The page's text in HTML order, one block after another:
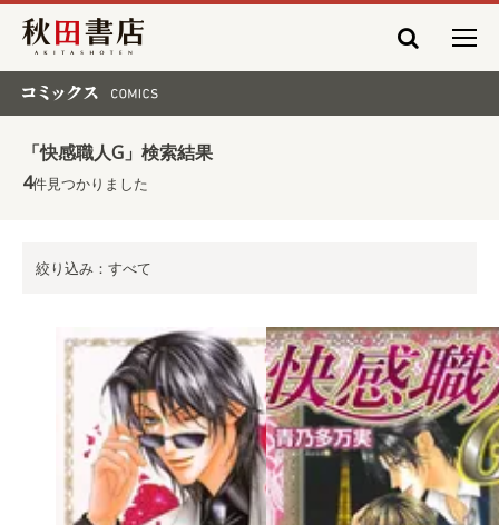
秋田書店
「快感職人G」検索結果
4件見つかりました
絞り込み：すべて